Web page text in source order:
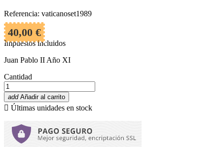
Referencia: vaticanoset1989
40,00 €
Impuestos incluidos
Juan Pablo II Año XI
Cantidad
add Añadir al carrito
 Últimas unidades en stock